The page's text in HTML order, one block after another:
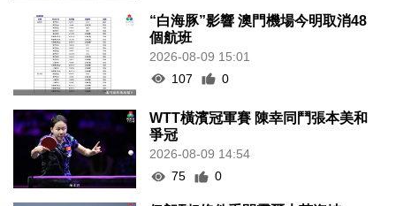
“白海豚”影響 澳門機場今明取消48
個航班
2026-08-09 15:01
107
0
WTT橫濱冠軍賽 陳幸同鬥張本美和
爭冠
2026-08-09 14:54
75
0